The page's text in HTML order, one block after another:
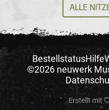
ALLE
BestellstatusHilfe
©2026 neuwerk
Erstellt mit